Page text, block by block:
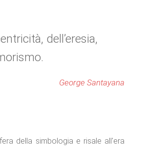
dell’eresia,
George Santayana
della simbologia e risale all'era